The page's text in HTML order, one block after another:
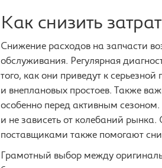
Как снизить
Снижение расходов на запчасти
обслуживания. Регулярная
того, как они приведут к
и внеплановых простоев. Также
особенно перед активным
и не зависеть от колебаний
поставщиками также помогают
Грамотный выбор между